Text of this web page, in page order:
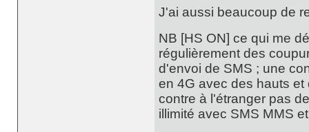
J'ai aussi beaucoup de
NB [HS ON] ce qui me
régulièrement des
d'envoi de SMS ; une
en 4G avec des hauts
contre à l'étranger pas
illimité avec SMS MMS